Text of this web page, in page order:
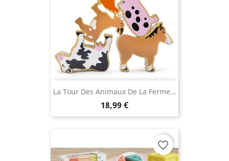
La Tour Des Animaux De La Ferme...
18,99 €
favorite_border